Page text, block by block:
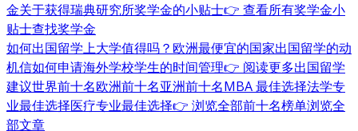
金关于获得瑞典研究所奖学金的小贴士👉 查看所有奖学金小
贴士查找奖学金
如何出国留学上大学值得吗？ 欧洲最便宜的国家出国留学的动
机信如何申请海外学校学生的时间管理👉 阅读更多出国留学
建议世界前十名欧洲前十名亚洲前十名MBA 最佳选择法学专
业最佳选择医疗专业最佳选择👉 浏览全部前十名榜单浏览全
部文章